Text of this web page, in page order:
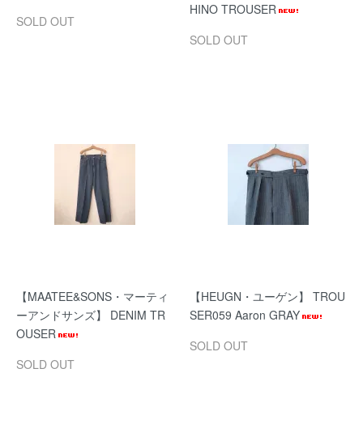
SOLD OUT
HINO TROUSER
SOLD OUT
【MAATEE&SONS・マーティ
ーアンドサンズ】 DENIM TR
OUSER
SOLD OUT
【HEUGN・ユーゲン】 TROU
SER059 Aaron GRAY
SOLD OUT